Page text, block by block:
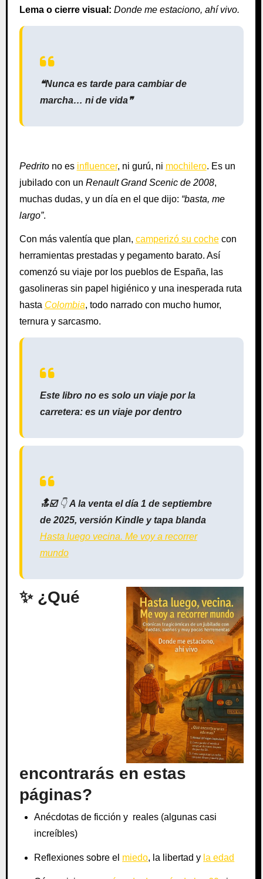
Lema o cierre visual: Donde me estaciono, ahí vivo.
❝Nunca es tarde para cambiar de
marcha… ni de vida❞
Pedritono es influencer, ni gurú, ni mochilero. Es un
jubilado con un Renault Grand Scenic de 2008,
muchas dudas, y un día en el que dijo: “basta, me
largo”.
Con más valentía que plan, camperizó su cochecon
herramientas prestadas y pegamento barato. Así
comenzó su viaje por los pueblos de España, las
gasolineras sin papel higiénico y una inesperada ruta
hasta Colombia, todo narrado con mucho humor,
ternura y sarcasmo.
Este libro no es solo un viaje por la
carretera: es un viaje por dentro
🔝☑️👇A la venta el día 1 de septiembre
de 2025, versión Kindle y tapa blanda
Hasta luego vecina. Me voy a recorrer
mundo
✨ ¿Qué
encontrarás en estas
páginas?
Anécdotas de ficción y reales (algunas casi
increíbles)
Reflexiones sobre el miedo, la libertad y la edad